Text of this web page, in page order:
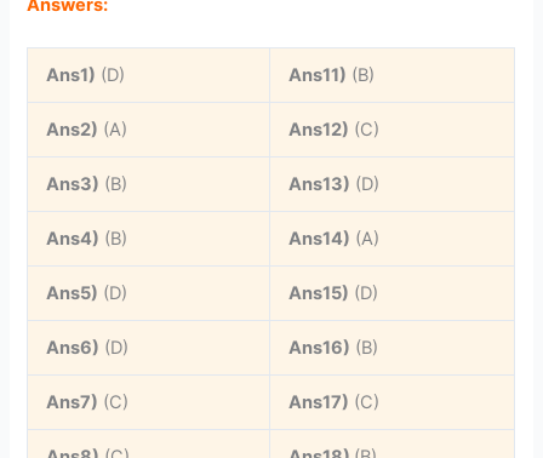
Answers:
Ans1) (D) Ans11) (B)
Ans2) (A) Ans12) (C)
Ans3) (B) Ans13) (D)
Ans4) (B) Ans14) (A)
Ans5) (D) Ans15) (D)
Ans6) (D) Ans16) (B)
Ans7) (C) Ans17) (C)